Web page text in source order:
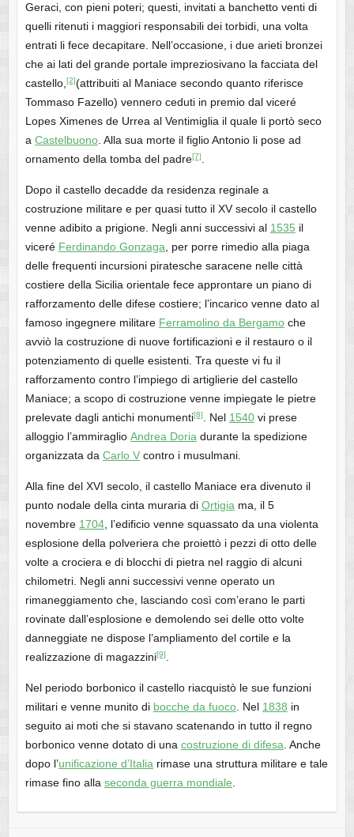
Geraci, con pieni poteri; questi, invitati a banchetto venti di
quelli ritenuti i maggiori responsabili dei torbidi, una volta
entrati li fece decapitare. Nell’occasione, i due arieti bronzei
che ai lati del grande portale impreziosivano la facciata del
castello, [2](attribuiti al Maniace secondo quanto riferisce
Tommaso Fazello) vennero ceduti in premio dal viceré
Lopes Ximenes de Urrea al Ventimiglia il quale li portò seco
a Castelbuono. Alla sua morte il figlio Antonio li pose ad
ornamento della tomba del padre[7]
Dopo il castello decadde da residenza reginale a
costruzione militare e per quasi tutto il XV secolo il castello
venne adibito a prigione. Negli anni successivi al 1535 il
viceré Ferdinando Gonzaga , per porre rimedio alla piaga
delle frequenti incursioni piratesche saracene nelle città
costiere della Sicilia orientale fece approntare un piano di
rafforzamento delle difese costiere; l’incarico venne dato al
famoso ingegnere militare Ferramolino da Bergamoche
avviò la costruzione di nuove fortificazioni e il restauro o il
potenziamento di quelle esistenti. Tra queste vi fu il
rafforzamento contro l’impiego di artiglierie del castello
Maniace; a scopo di costruzione venne impiegate le pietre
prelevate dagli antichi monumenti[8] . Nel 1540vi prese
alloggio l’ammiraglio Andrea Doria durante la spedizione
organizzata da Carlo Vcontro i musulmani.
Alla fine del XVI secolo, il castello Maniace era divenuto il
punto nodale della cinta muraria di Ortigia ma, il 5
novembre 1704, l’edificio venne squassato da una violenta
esplosione della polveriera che proiettò i pezzi di otto delle
volte a crociera e di blocchi di pietra nel raggio di alcuni
chilometri. Negli anni successivi venne operato un
rimaneggiamento che, lasciando così com’erano le parti
rovinate dall’esplosione e demolendo sei delle otto volte
danneggiate ne dispose l’ampliamento del cortile e la
realizzazione di magazzini[9]
Nel periodo borbonico il castello riacquistò le sue funzioni
militari e venne munito di bocche da fuoco. Nel 1838 in
seguito ai moti che si stavano scatenando in tutto il regno
borbonico venne dotato di una costruzione di difesa . Anche
dopo l’unificazione d’Italia rimase una struttura militare e tale
rimase fino alla seconda guerra mondiale